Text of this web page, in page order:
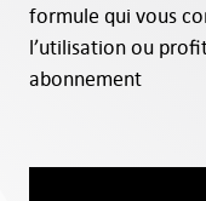
formule qui vous
l’utilisation ou
abonnement